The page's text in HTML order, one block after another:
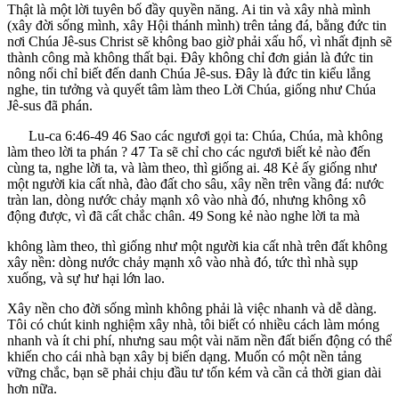
Thật là một lời tuyên bố đầy quyền năng. Ai tin và xây nhà mình
(xây đời sống mình, xây Hội thánh mình) trên tảng đá, bằng đức tin
nơi Chúa Jê-sus Christ sẽ không bao giờ phải xấu hổ, vì nhất định sẽ
thành công mà không thất bại. Đây không chỉ đơn giản là đức tin
nông nổi chỉ biết đến danh Chúa Jê-sus. Đây là đức tin kiểu lắng
nghe, tin tưởng và quyết tâm làm theo Lời Chúa, giống như Chúa
Jê-sus đã phán.
Lu-ca 6:46-49 46 Sao các ngươi gọi ta: Chúa, Chúa, mà không
làm theo lời ta phán ? 47 Ta sẽ chỉ cho các ngươi biết kẻ nào đến
cùng ta, nghe lời ta, và làm theo, thì giống ai. 48 Kẻ ấy giống như
một người kia cất nhà, đào đất cho sâu, xây nền trên vầng đá: nước
tràn lan, dòng nước chảy mạnh xô vào nhà đó, nhưng không xô
động được, vì đã cất chắc chân. 49 Song kẻ nào nghe lời ta mà
không làm theo, thì giống như một người kia cất nhà trên đất không
xây nền: dòng nước chảy mạnh xô vào nhà đó, tức thì nhà sụp
xuống, và sự hư hại lớn lao.
Xây nền cho đời sống mình không phải là việc nhanh và dễ dàng.
Tôi có chút kinh nghiệm xây nhà, tôi biết có nhiều cách làm móng
nhanh và ít chi phí, nhưng sau một vài năm nền đất biến động có thể
khiến cho cái nhà bạn xây bị biến dạng. Muốn có một nền tảng
vững chắc, bạn sẽ phải chịu đầu tư tốn kém và cần cả thời gian dài
hơn nữa.